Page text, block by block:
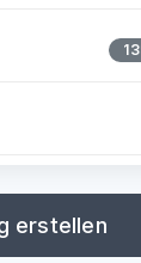
erstellen